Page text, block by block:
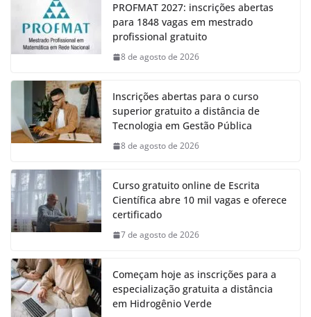
PROFMAT 2027: inscrições abertas
para 1848 vagas em mestrado
profissional gratuito
8 de agosto de 2026
Inscrições abertas para o curso
superior gratuito a distância de
Tecnologia em Gestão Pública
8 de agosto de 2026
Curso gratuito online de Escrita
Científica abre 10 mil vagas e oferece
certificado
7 de agosto de 2026
Começam hoje as inscrições para a
especialização gratuita a distância
em Hidrogênio Verde